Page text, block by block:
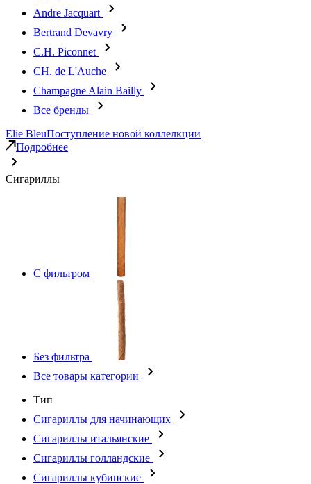
Andre Jacquart
Bertrand Devavry
C.H. Piconnet
CH. de L'Auche
Champagne Alain Bailly
Все бренды
Elie BleuПоступление новой коллелкции
Подробнее
Сигариллы
С фильтром
Без фильтра
Все товары категории
Тип
Сигариллы для начинающих
Сигариллы итальянские
Сигариллы голландские
Сигариллы кубинские